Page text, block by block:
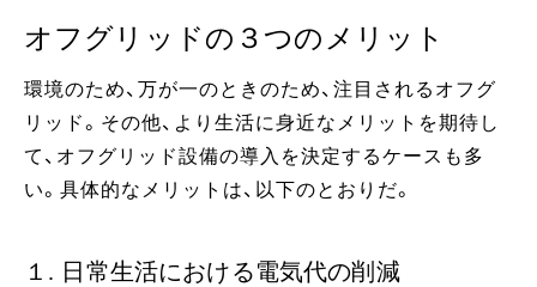
オフグリッドの３つのメリット
環境のため、万が一のときのため、注目されるオフグ
リッド。その他、より生活に身近なメリットを期待し
て、オフグリッド設備の導入を決定するケースも多
い。具体的なメリットは、以下のとおりだ。
１. 日常生活における電気代の削減